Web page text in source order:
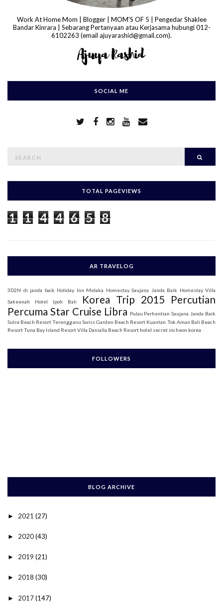
Work At Home Mom | Blogger | MOM'S OF 5 | Pengedar Shaklee
Bandar Kinrara | Sebarang Pertanyaan atau Kerjasama hubungi 012-
6102263 (email ajuyarashid@gmail.com).
SOCIAL ME
c
f
r
:
TOTAL PAGEVIEWS
1 1 4 4 6 5 8
AR TRAVELOG
3D2N di janda baik Holiday Inn Melaka Homestay Saujana Janda Baik Homestay Villa
Sakeenah
Hotel Ipoh Bali Korea Trip 2015 Percutian
Percuma Star Cruise Libra Pulau Perhentian Saujana Janda Baik
Sutra Beach Resort Terengganu Swiss Garden Beach Resort Kuantan Tok Aman Bali Beach
ResortTuna Bay Island ResortVilla Danialla Beach Resort hotel secret incheon korea
FOLLOWERS
BLOG ARCHIVE
► 2021 (27)
► 2020(43)
► 2019 (21)
► 2018 (30)
► 2017(147)